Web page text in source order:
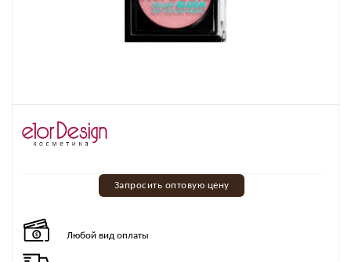
Запросить оптовую цену
Любой вид оплаты